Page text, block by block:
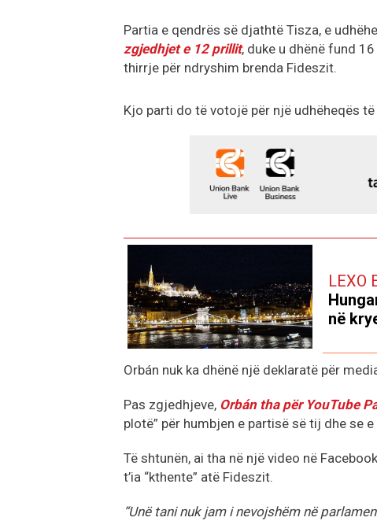
Partia e qendrës së djathtë Tisza, e
zgjedhjet e 12 prillit, duke u dhënë fund
thirrje për ndryshim brenda Fideszit.
Kjo parti do të votojë për një udhëheqës
LEXO
në
Orbán nuk ka dhënë një deklaratë për
Pas zgjedhjeve, Orbán tha për YouTube
plotë” për humbjen e partisë së tij dhe se
Të shtunën, ai tha në një video në
t’ia “kthente” atë Fideszit.
“Unë tani nuk jam i nevojshëm në